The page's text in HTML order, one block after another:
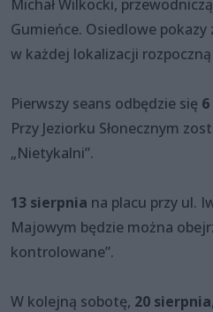
Michał Wilkocki,
Gumieńce. Osiedlowe
w każdej lokalizacji
Pierwszy seans odbędzie się
Przy Jeziorku Słonecznym
„Nietykalni”.
13 sierpnia na placu przy ul.
Majowym będzie można
kontrolowane”.
W kolejną sobotę, 20 sierpnia